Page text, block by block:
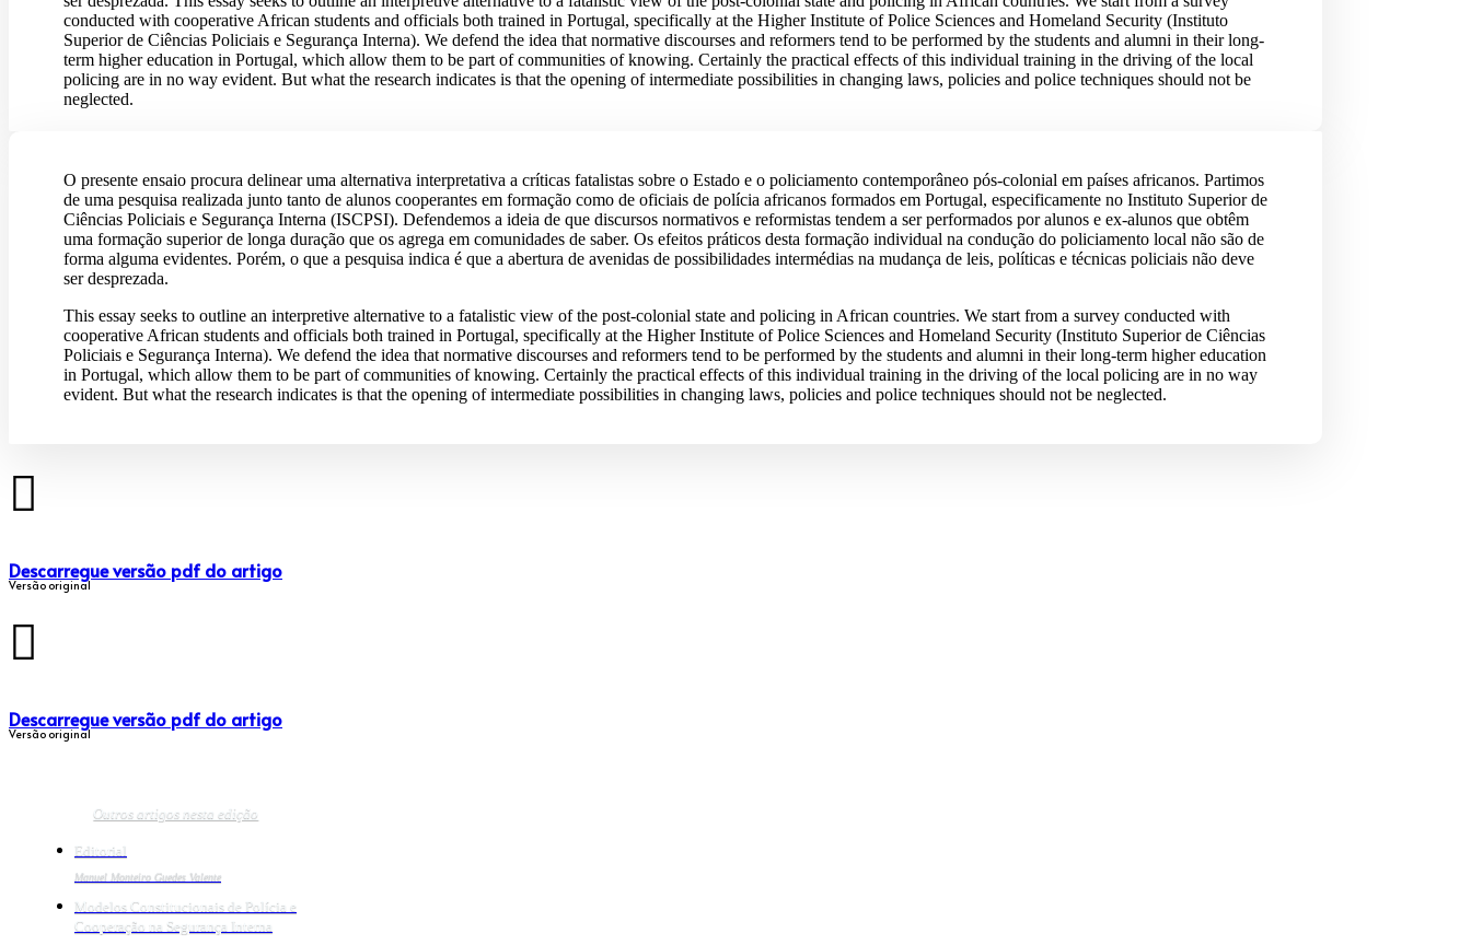
conducted with cooperative African students and officials both trained in Portugal, specifically at the Higher Institute of Police Sciences and Homeland Security (Instituto
Superior de Ciências Policiais e Segurança Interna). We defend the idea that normative discourses and reformers tend to be performed by the students and alumni in their long-
term higher education in Portugal, which allow them to be part of communities of knowing. Certainly the practical effects of this individual training in the driving of the local
policing are in no way evident. But what the research indicates is that the opening of intermediate possibilities in changing laws, policies and police techniques should not be
neglected.
O presente ensaio procura delinear uma alternativa interpretativa a críticas fatalistas sobre o Estado e o policiamento contemporâneo pós-colonial em países africanos. Partimos
de uma pesquisa realizada junto tanto de alunos cooperantes em formação como de oficiais de polícia africanos formados em Portugal, especificamente no Instituto Superior de
Ciências Policiais e Segurança Interna (ISCPSI). Defendemos a ideia de que discursos normativos e reformistas tendem a ser performados por alunos e ex-alunos que obtêm
uma formação superior de longa duração que os agrega em comunidades de saber. Os efeitos práticos desta formação individual na condução do policiamento local não são de
forma alguma evidentes. Porém, o que a pesquisa indica é que a abertura de avenidas de possibilidades intermédias na mudança de leis, políticas e técnicas policiais não deve
ser desprezada.
This essay seeks to outline an interpretive alternative to a fatalistic view of the post-colonial state and policing in African countries. We start from a survey conducted with
cooperative African students and officials both trained in Portugal, specifically at the Higher Institute of Police Sciences and Homeland Security (Instituto Superior de Ciências
Policiais e Segurança Interna). We defend the idea that normative discourses and reformers tend to be performed by the students and alumni in their long-term higher education
in Portugal, which allow them to be part of communities of knowing. Certainly the practical effects of this individual training in the driving of the local policing are in no way
evident. But what the research indicates is that the opening of intermediate possibilities in changing laws, policies and police techniques should not be neglected.
Descarregue versão pdf do artigo
Versão original
Descarregue versão pdf do artigo
Versão original
Outros artigos nesta edição
Editorial
Manuel Monteiro Guedes Valente
Modelos Constitucionais de Polícia e
Cooperação na Segurança Interna